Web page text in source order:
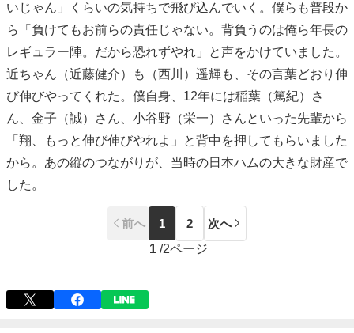
いじゃん」くらいの気持ちで飛び込んでいく。僕らも普段か
ら「負けてもお前らの責任じゃない。背負うのは俺ら年長の
レギュラー陣。だから恐れずやれ」と声をかけていました。
近ちゃん（近藤健介）も（西川）遥輝も、その言葉どおり伸
び伸びやってくれた。僕自身、12年には稲葉（篤紀）さ
ん、金子（誠）さん、小谷野（栄一）さんといった先輩から
「翔、もっと伸び伸びやれよ」と背中を押してもらいました
から。あの縦のつながりが、当時の日本ハムの大きな財産で
した。
前へ 1 2
次へ
1 /2ページ